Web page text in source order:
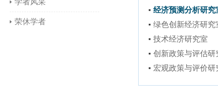
学者风采
荣休学者
经济预测分析研究
绿色创新经济研究
技术经济研究室
创新政策与评估研
宏观政策与评价研